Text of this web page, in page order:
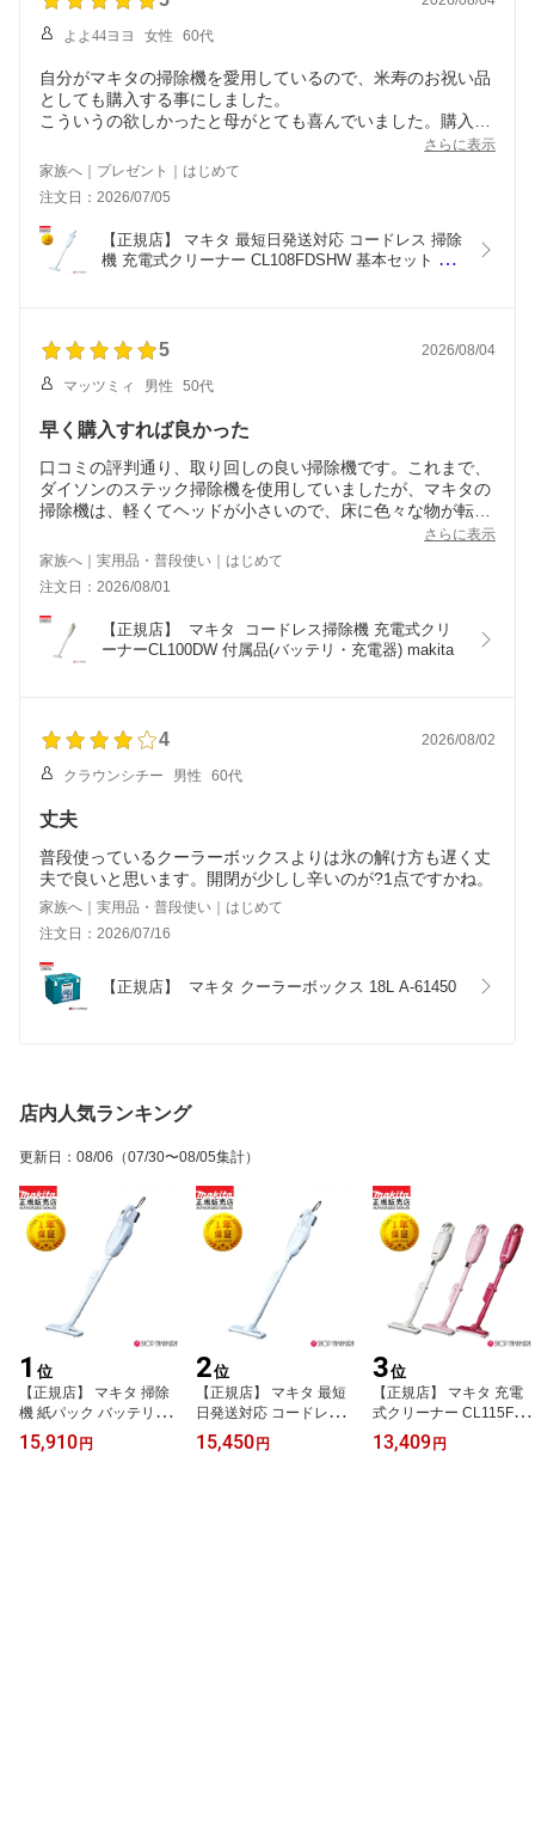
よよ44ヨヨ 女性 60代
自分がマキタの掃除機を愛用しているので、米寿のお祝い品
としても購入する事にしました。
こういうの欲しかったと母がとても喜んでいました。購入し
さらに表示
家族へ｜プレゼント｜はじめて
注文日：2026/07/05
【正規店】 マキタ 最短日発送対応 コードレス 掃除
機 充電式クリーナー CL108FDSHW 基本セット 送
5 2026/08/04
マッツミィ 男性 50代
早く購入すれば良かった
口コミの評判通り、取り回しの良い掃除機です。これまで、
ダイソンのステック掃除機を使用していましたが、マキタの
掃除機は、軽くてヘッドが小さいので、床に色々な物が転が
さらに表示
家族へ｜実用品・普段使い｜はじめて
注文日：2026/08/01
【正規店】  マキタ  コードレス掃除機 充電式クリ
ーナーCL100DW 付属品(バッテリ・充電器) makita
4 2026/08/02
クラウンシチー 男性 60代
丈夫
普段使っているクーラーボックスよりは氷の解け方も遅く丈
夫で良いと思います。開閉が少しし辛いのが?1点ですかね。
家族へ｜実用品・普段使い｜はじめて
注文日：2026/07/16
【正規店】  マキタ クーラーボックス 18L A-61450
店内人気ランキング
更新日 ： 08/06 （07/30〜08/05集計）
1 位
【正規店】 マキタ 掃除
機 紙パック バッテリー
純正 最短日発送対応 コ
ードレス掃除機 充電式ク
15,910 円
2位
【正規店】 マキタ 最短
日発送対応 コードレス
掃除機 充電式クリーナー
CL108FDSHW 基本セッ
15,450 円
3位
【正規店】 マキタ 充電
式クリーナー CL115FD
W 紙パック式 コードレ
ス掃除機 リチウムイオン
13,409 円